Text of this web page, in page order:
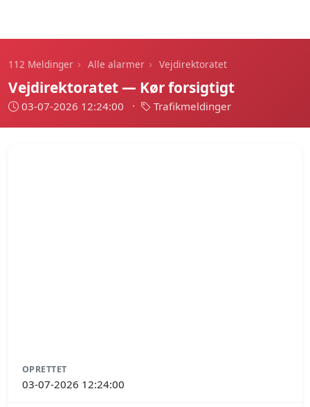
112 Meldinger › Alle alarmer › Vejdirektoratet
Vejdirektoratet — Kør forsigtigt
03-07-2026 12:24:00 · Trafikmeldinger
OPRETTET
03-07-2026 12:24:00